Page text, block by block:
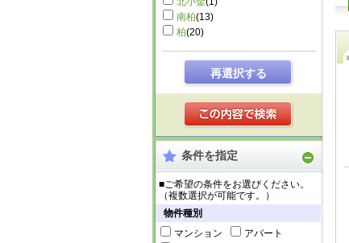
南柏(13)
柏(20)
再選択する
条件を指定
■ご希望の条件をお選びください。
（複数選択が可能です。）
物件種別
マンション
アパート